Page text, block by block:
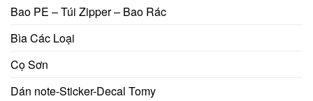
Bao PE – Túi Zipper – Bao Rác
Bìa Các Loại
Cọ Sơn
Dán note-Sticker-Decal Tomy